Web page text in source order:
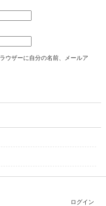
ウザーに自分の名前、メールア
ログイン